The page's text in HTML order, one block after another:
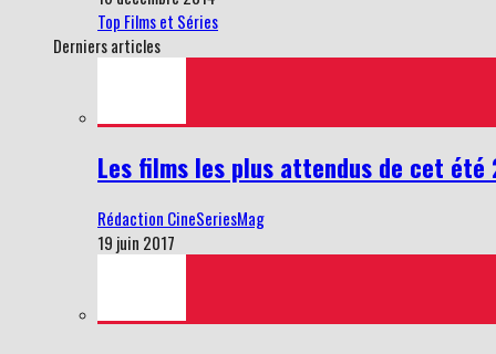
Top Films et Séries
Derniers articles
Les films les plus attendus de cet été
Rédaction CineSeriesMag
19 juin 2017